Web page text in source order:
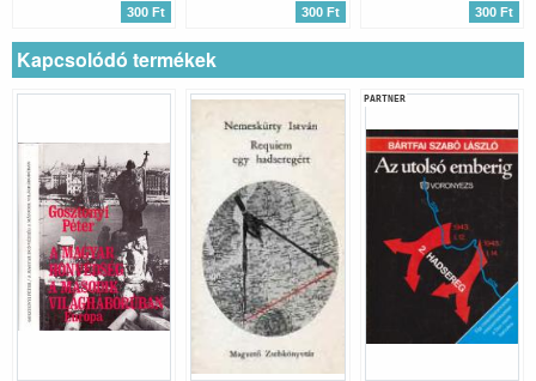
300 Ft 300 Ft 300 Ft
Kapcsolódó termékek
PARTNER